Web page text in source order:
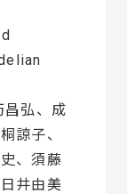
昌弘、成
諒子、
、須藤
井由美